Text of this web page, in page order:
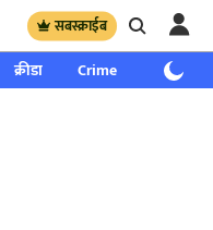
सबस्क्राईब
क्रीडा Crime साप्ताहिक